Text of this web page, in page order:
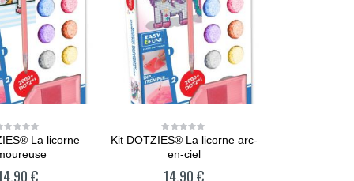
La licorne
€
0
of
Kit DOTZIES® La licorne arc-
en-ciel
14,90€
Maltipoo
0
out
of
5
36,90 €
CARTONIC® -
Modèle Berger
allemand
0
out
of
36,90€
CARTONIC® -